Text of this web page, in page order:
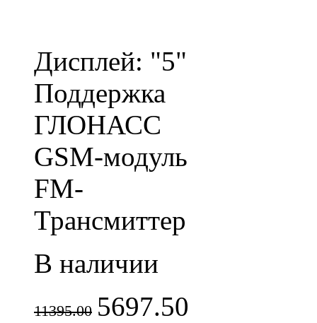
Дисплей: "5"
Поддержка
ГЛОНАСС
GSM-модуль
FM-
Трансмиттер
В наличии
11395.00 5697.50